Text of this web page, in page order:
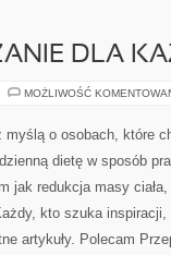
DLA
MOŻLIWOŚĆ
myślą o osobach, które
dietę w sposób
jak redukcja masy
kto szuka
artykuły. Polecam